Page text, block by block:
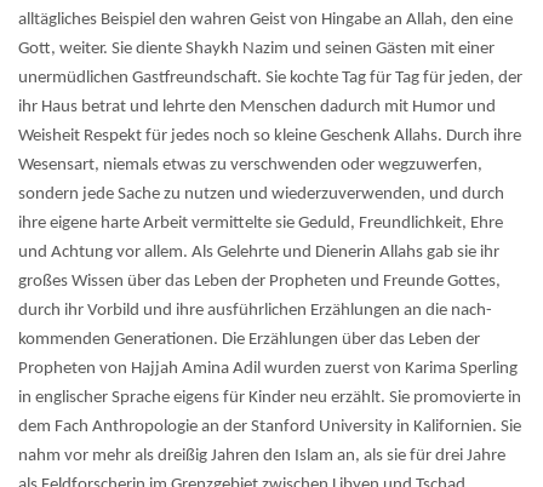
alltägliches Beispiel den wahren Geist von Hingabe an Allah, den eine
Gott, weiter. Sie diente Shaykh Nazim und seinen Gästen mit einer
unermüdlichen Gastfreundschaft. Sie kochte Tag für Tag für jeden, der
ihr Haus betrat und lehrte den Menschen dadurch mit Humor und
Weisheit Respekt für jedes noch so kleine Geschenk Allahs. Durch ihre
Wesensart, niemals etwas zu verschwenden oder wegzuwerfen,
sondern jede Sache zu nutzen und wiederzuverwenden, und durch
ihre eigene harte Arbeit vermittelte sie Geduld, Freundlichkeit, Ehre
und Achtung vor allem. Als Gelehrte und Dienerin Allahs gab sie ihr
großes Wissen über das Leben der Propheten und Freunde Gottes,
durch ihr Vorbild und ihre ausführlichen Erzählungen an die nach-
kommenden Generationen. Die Erzählungen über das Leben der
Propheten von Hajjah Amina Adil wurden zuerst von Karima Sperling
in englischer Sprache eigens für Kinder neu erzählt. Sie promovierte in
dem Fach Anthropologie an der Stanford University in Kalifornien. Sie
nahm vor mehr als dreißig Jahren den Islam an, als sie für drei Jahre